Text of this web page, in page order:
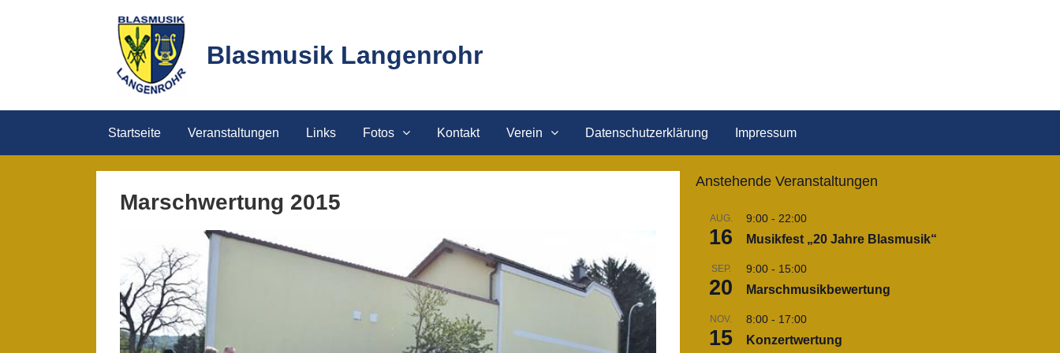
Blasmusik Langenrohr
Startseite Veranstaltungen Links Fotos Kontakt Verein Datenschutzerklärung Impressum
Marschwertung 2015
Anstehende Veranstaltungen
AUG.
16
9:00 - 22:00
Musikfest „20 Jahre Blasmusik“
SEP.
20
9:00 - 15:00
Marschmusikbewertung
NOV.
15
8:00 - 17:00
Konzertwertung